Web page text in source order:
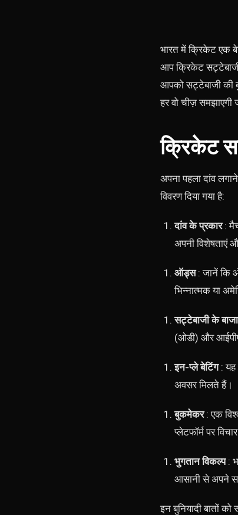
भारत में क्रिकेट एक
आप क्रिकेट
आपको सट्टेबाजी की
हर वो चीज़
क्रिकेट
अपना पहला दांव
विवरण दिया गया है:
दांव के प्रकार:
अपनी विशेषताएं
ऑड्स: जानें कि
भिन्नात्मक या
सट्टेबाजी के
(ओडी) और
इन-प्ले बेटिंग: यह
अवसर मिलते हैं।
बुकमेकर: एक
प्लेटफॉर्म पर
भुगतान विकल्प:
आसानी से अपने
इन बुनियादी बातों